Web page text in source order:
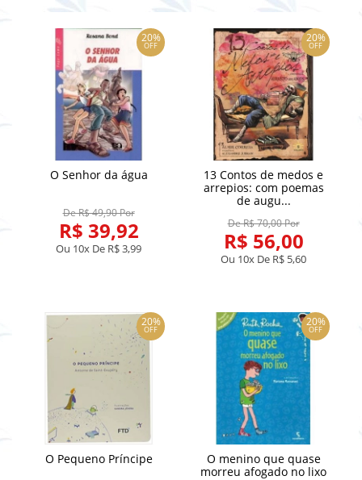
20%
OFF
O Senhor da água
De R$ 49,90 Por
R$ 39,92
Ou 10x De R$ 3,99
20%
OFF
13 Contos de medos e
arrepios: com poemas
de augu...
De R$ 70,00 Por
R$ 56,00
Ou 10x De R$ 5,60
20%
OFF
O Pequeno Príncipe
20%
OFF
O menino que quase
morreu afogado no lixo